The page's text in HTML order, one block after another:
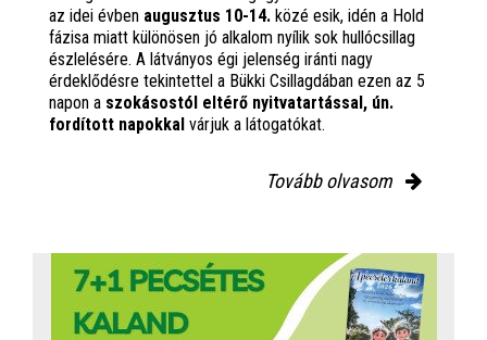
az idei évben augusztus 10-14. közé esik, idén a Hold
fázisa miatt különösen jó alkalom nyílik sok hullócsillag
észlelésére. A látványos égi jelenség iránti nagy
érdeklődésre tekintettel a Bükki Csillagdában ezen az 5
napon a szokásostól eltérő nyitvatartással, ún.
fordított napokkal várjuk a látogatókat.
Tovább olvasom